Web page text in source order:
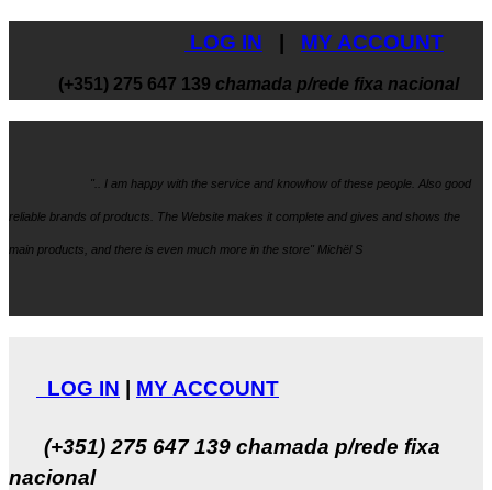
LOG IN MY ACCOUNT
(+351) 275 647 139 chamada p/rede fixa nacional
".. I am happy with the service and knowhow of these people. Also good
reliable brands of products. The Website makes it complete and gives and shows the
main products, and there is even much more in the store" Michël S
LOG IN MY ACCOUNT
(+351) 275 647 139 chamada p/rede fixa
nacional